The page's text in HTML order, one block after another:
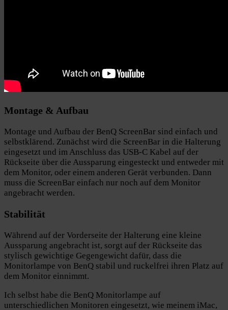
Montage & Aufbau
Montage und Aufbau der BenQ ScreenBar sind einfach und
selbstklärend. Zunächst wird die ScreenBar in die Halterung
eingesetzt und im Anschluss das USB-C Kabel auf der
Rückseite über die Aussparung eingesteckt und entweder mit
dem Monitor, oder einem anderen Gerät verbunden. Dann
muss die ScreenBar einfach nur noch auf dem Monitor
angebracht werden.
Stabilität
Während auf der Vorderseite der Halterung eine kleine
Aussparung angebracht ist, sorgt auf der Rückseite das
stylisch gewichtige Gegengewicht dafür, dass die
Monitorlampe von BenQ stabil und ruckelfrei ihren Platz auf
dem Monitor einnimmt.
Ich selbst habe die BenQ Monitorlampe auf
unterschiedlichen Monitoren eingesetzt, wie meinem iMac,